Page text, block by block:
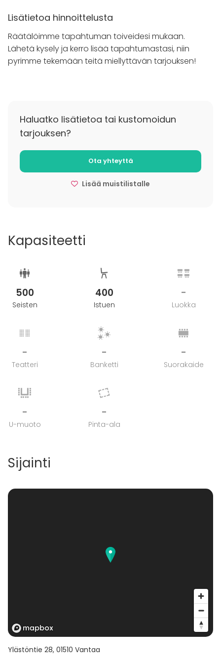
konsertteihin, esiintymislava ja muut tarvittavat
Puimala on varattavissa tapahtumiin kesäaikana.
Lisätietoa hinnoittelusta
Räätälöimme tapahtuman toiveidesi mukaan.
Lähetä kysely ja kerro lisää tapahtumastasi, niin
pyrimme tekemään teitä miellyttävän tarjouksen!
Haluatko lisätietoa tai kustomoidun
tarjouksen?
Ota yhteyttä
Lisää muistilistalle
Kapasiteetti
500
Seisten
400
Istuen
-
Luokka
-
Teatteri
-
Banketti
-
Suorakaide
-
U-muoto
-
Pinta-ala
Sijainti
Ylästöntie 28, 01510 Vantaa